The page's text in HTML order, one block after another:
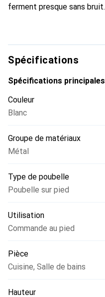
ferment presque sans bruit.
Spécifications
Spécifications principales
Couleur
Blanc
Groupe de matériaux
Métal
Type de poubelle
Poubelle sur pied
Utilisation
Commande au pied
Pièce
Cuisine, Salle de bains
Hauteur